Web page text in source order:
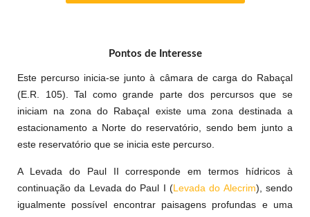
Pontos de Interesse
Este percurso inicia-se junto à câmara de carga do Rabaçal
(E.R. 105). Tal como grande parte dos percursos que se
iniciam na zona do Rabaçal existe uma zona destinada a
estacionamento a Norte do reservatório, sendo bem junto a
este reservatório que se inicia este percurso.
A Levada do Paul II corresponde em termos hídricos à
continuação da Levada do Paul I (Levada do Alecrim), sendo
igualmente possível encontrar paisagens profundas e uma